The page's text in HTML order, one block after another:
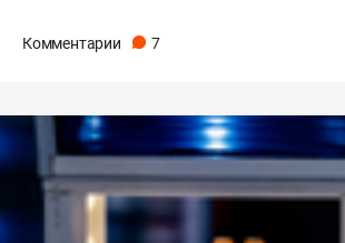
Комментарии 7